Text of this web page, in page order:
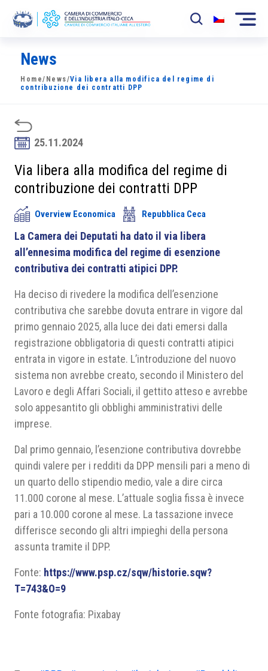
La Camera
News
Sviluppo Mercato
Soci
Partner
Progetti
Area riservata
News
Home/ News/Via libera alla modifica del regime di
contribuzione dei contratti DPP
25.11.2024
Via libera alla modifica del regime di
contribuzione dei contratti DPP
Overview Economica Repubblica Ceca
La Camera dei Deputati ha dato il via libera
all’ennesima modifica del regime di esenzione
contributiva dei contratti atipici DPP.
Ha deciso di rivedere la modifica dell’esenzione
contributiva che sarebbe dovuta entrare in vigore dal
primo gennaio 2025, alla luce dei dati emersi dalla
registrazione obbligatoria di questi contratti atipici
entrata in vigore in estate. L’introduzione del nuovo
sistema non avrebbe creato, secondo il Ministero del
Lavoro e degli Affari Sociali, il gettito atteso e avrebbe
solo appesantito gli obblighi amministrativi delle
imprese.
Dal primo gennaio, l’esenzione contributiva dovrebbe
quindi valere per i redditi da DPP mensili pari a meno di
un quarto dello stipendio medio, vale a dire circa
11.000 corone al mese. L’attuale soglia fissa è invece
pari a 10.000 corone al mese. La tassazione invece
differisce secondo gli altri impieghi della persona
assunta tramite il DPP.
Fonte: https://www.psp.cz/sqw/historie.sqw?
T=743&O=9
Fonte fotografia: Pixabay